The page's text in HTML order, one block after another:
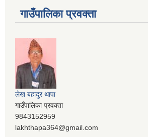
गाउँपालिका प्रवक्ता
लेख बहादुर थापा
गाउँपालिका प्रवक्ता
9843152959
lakhthapa364@gmail.com